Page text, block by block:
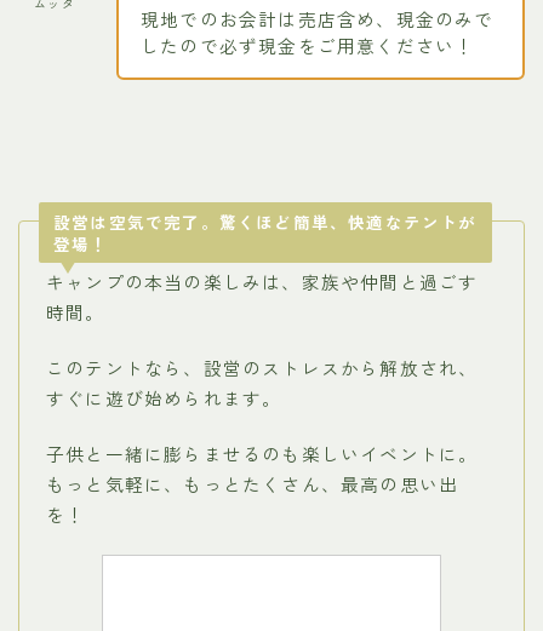
現地でのお会計は売店含め、現金のみで
したので必ず現金をご用意ください！
設営は空気で完了。驚くほど簡単、快適なテントが
登場！
キャンプの本当の楽しみは、家族や仲間と過ごす
時間。
このテントなら、設営のストレスから解放され、
すぐに遊び始められます。
子供と一緒に膨らませるのも楽しいイベントに。
もっと気軽に、もっとたくさん、最高の思い出
を！